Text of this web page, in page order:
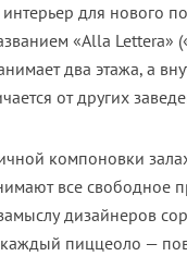
интерьер для нового
«Alla Lettera»
два этажа, а
от других
компоновки
все свободное
дизайнеров
пиццеоло —